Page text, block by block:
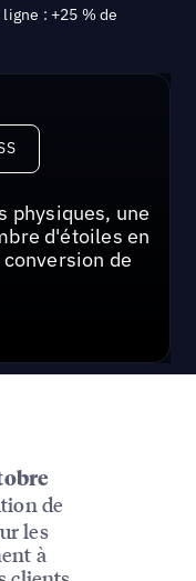
: +25 % de
Press
physiques, une
d'étoiles en
de
de
les
à